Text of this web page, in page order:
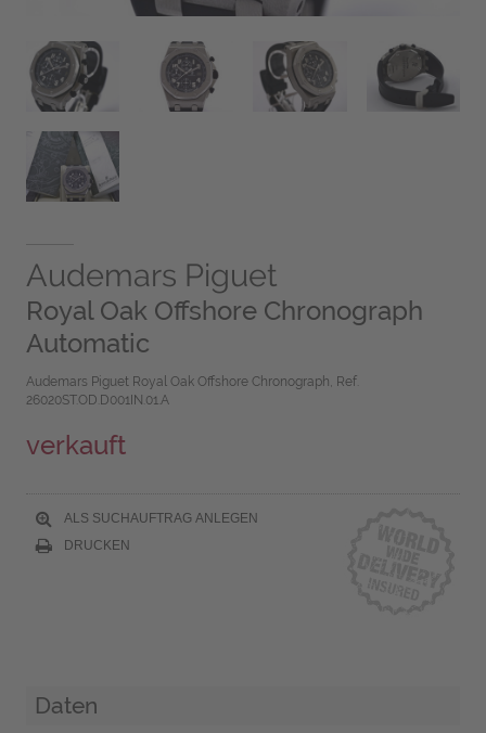
Audemars Piguet
Royal Oak Offshore Chronograph
Automatic
Audemars Piguet Royal Oak Offshore Chronograph, Ref.
26020ST.OD.D001IN.01.A
verkauft
ALS SUCHAUFTRAG ANLEGEN
DRUCKEN
Daten